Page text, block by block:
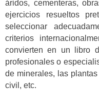
áridos, cementeras,
ejercicios resueltos
seleccionar
criterios
convierten en un libro
profesionales o
de minerales, las
civil, etc.